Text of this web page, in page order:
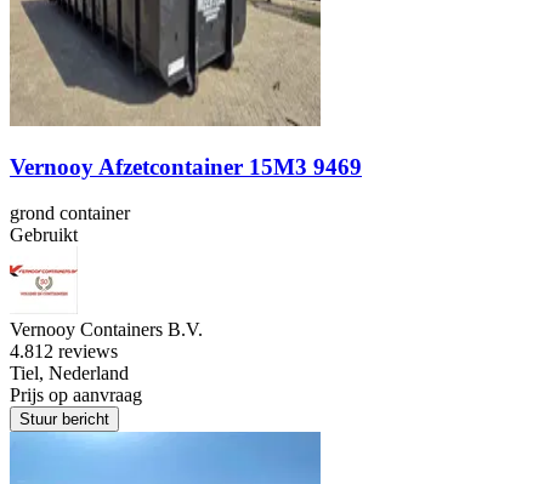
Vernooy Afzetcontainer 15M3 9469
grond container
Gebruikt
Vernooy Containers B.V.
4.812 reviews
Tiel, Nederland
Prijs op aanvraag
Stuur bericht